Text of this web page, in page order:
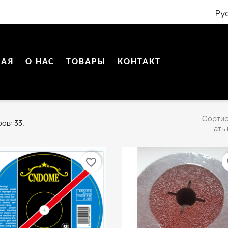
О НАС ТОВАРЫ КОНТАКТ
33.
ать
favorite_border